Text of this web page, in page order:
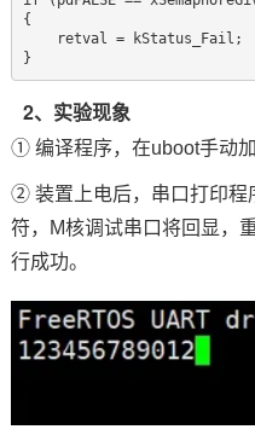
{
}
2、实验现象
① 编译程序，在uboot手动加
② 装置上电后，串口打印程
符，M核调试串口将回显，
行成功。